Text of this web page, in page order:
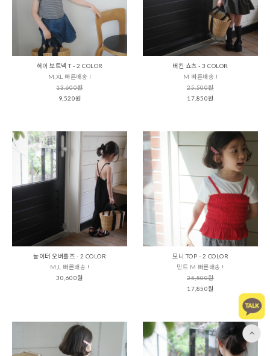
헤이 보트넥 T - 2 COLOR
M,XL 빠른배송 !
13,600원
9,520원
버킨 쇼츠 - 3 COLOR
M 빠른배송 !
25,500원
17,850원
놀이터 오버롤즈 - 2 COLOR
M,L 빠른배송 !
30,600원
모니 TOP - 2 COLOR
민트 M 빠른배송 !
25,500원
17,850원